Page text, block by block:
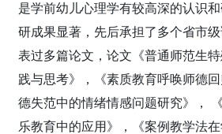
是学前幼儿心理学有较高深的认识
研成果显著，先后承担了多个省市
表过多篇论文，论文《普通师范生
践与思考》，《素质教育呼唤师德
德失范中的情绪情感问题研究》，
乐教育中的应用》，《案例教学法